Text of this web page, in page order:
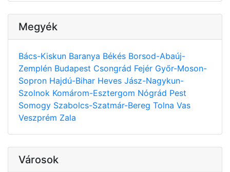
Megyék
Bács-Kiskun Baranya Békés Borsod-Abaúj-
Zemplén Budapest Csongrád Fejér Győr-Moson-
Sopron Hajdú-Bihar Heves Jász-Nagykun-
Szolnok Komárom-Esztergom Nógrád Pest
Somogy Szabolcs-Szatmár-Bereg Tolna Vas
Veszprém Zala
Városok